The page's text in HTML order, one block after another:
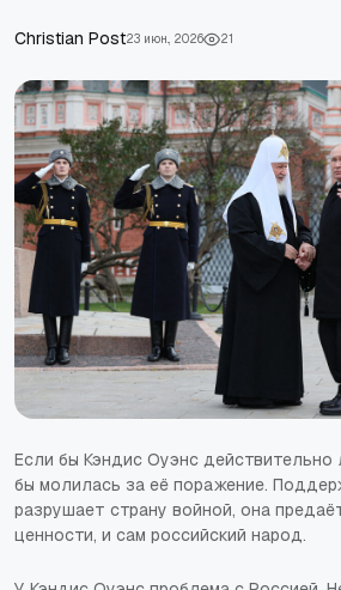
Сhristian Post23 июн., 2026 21
Если бы Кэндис Оуэнс
бы молилась за её поражение.
разрушает страну войной, она
ценности, и сам российский народ.